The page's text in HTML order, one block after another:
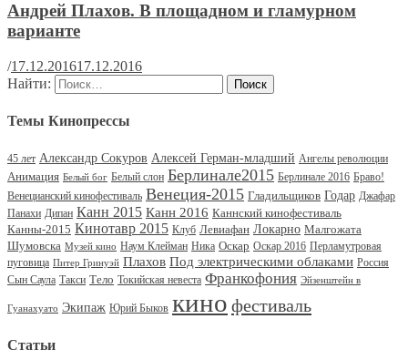
Андрей Плахов. В площадном и гламурном
варианте
/17.12.201617.12.2016
Найти:
Темы Кинопрессы
45 лет Александр Сокуров Алексей Герман-младший Ангелы революции
Анимация Белый бог Белый слон Берлинале2015 Берлинале 2016 Браво!
Венецианский кинофестиваль Венеция-2015 Гладильщиков Годар Джафар
Панахи Дипан Канн 2015 Канн 2016 Каннский кинофестиваль
Канны-2015 Кинотавр 2015 Клуб Левиафан Локарно Малгожата
Шумовска Музей кино Наум Клейман Ника Оскар Оскар 2016 Перламутровая
пуговица Питер Гринуэй Плахов Под электрическими облаками Россия
Сын Саула Такси Тело Токийская невеста Франкофония Эйзенштейн в
Гуанахуато Экипаж Юрий Быков кино фестиваль
Статьи